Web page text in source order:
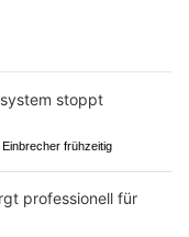
frühzeitig